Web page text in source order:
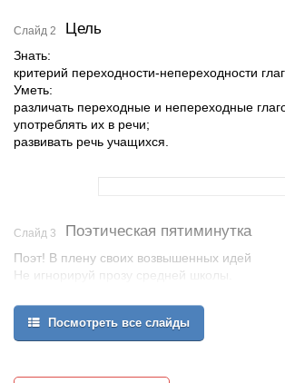
Слайд 2 Цель
Знать:
критерий переходности-
Уметь:
различать переходные и непереходные
употреблять их в речи;
развивать речь учащихся.
Слайд 3 Поэтическая пятиминутка
Поэт! В плену своих возвышенных
Не игнорируй прозу средней школы.
Необходимо твёрдо знать глаголы.
Посмотреть все слайды